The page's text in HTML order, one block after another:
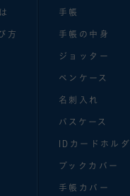
方
手帳
手帳の中身
ジョッター
ペンケース
名刺入れ
パスケース
IDカードホルダ
ブックカバー
手帳カバー